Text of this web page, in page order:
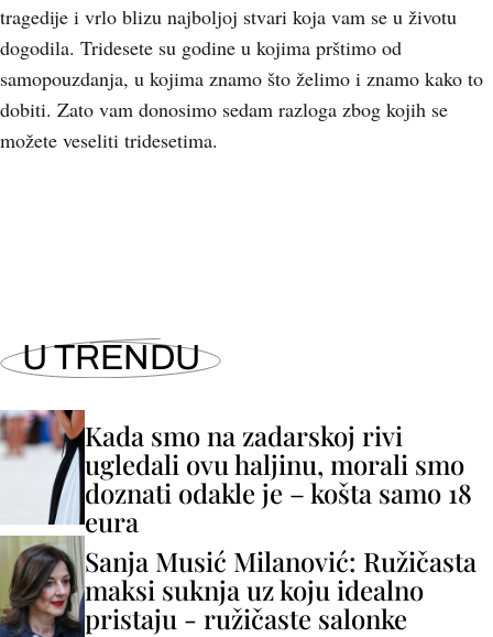
tragedije i vrlo blizu najboljoj stvari koja vam se u životu
dogodila. Tridesete su godine u kojima prštimo od
samopouzdanja, u kojima znamo što želimo i znamo kako to
dobiti. Zato vam donosimo sedam razloga zbog kojih se
možete veseliti tridesetima.
U TRENDU
Kada smo na zadarskoj rivi
ugledali ovu haljinu, morali smo
doznati odakle je – košta samo 18
eura
Sanja Musić Milanović: Ružičasta
maksi suknja uz koju idealno
pristaju - ružičaste salonke